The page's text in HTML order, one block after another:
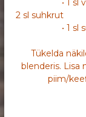
• 1 sl
2 sl suhkrut
• 1 sl
Tükelda
blenderis. Lisa
piim/